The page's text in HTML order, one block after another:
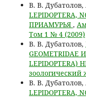
В. В.
LEPIDOPTERA,
ПРИАМУРЬЯ ,
Том 1 № 4 (2009)
В. В. Дубатолов,
GEOMETRIDAE
В. В.
LEPIDOPTERA,